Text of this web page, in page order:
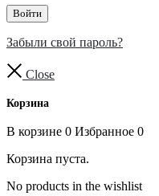
Войти
Забыли свой пароль?
Close
Корзина
В корзине 0 Избранное 0
Корзина пуста.
No products in the wishlist